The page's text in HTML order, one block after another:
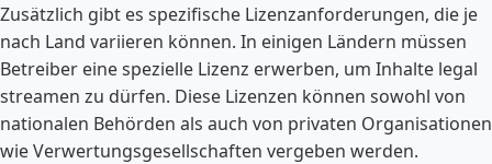
Zusätzlich gibt es spezifische Lizenzanforderungen, die je
nach Land variieren können. In einigen Ländern müssen
Betreiber eine spezielle Lizenz erwerben, um Inhalte legal
streamen zu dürfen. Diese Lizenzen können sowohl von
nationalen Behörden als auch von privaten Organisationen
wie Verwertungsgesellschaften vergeben werden.